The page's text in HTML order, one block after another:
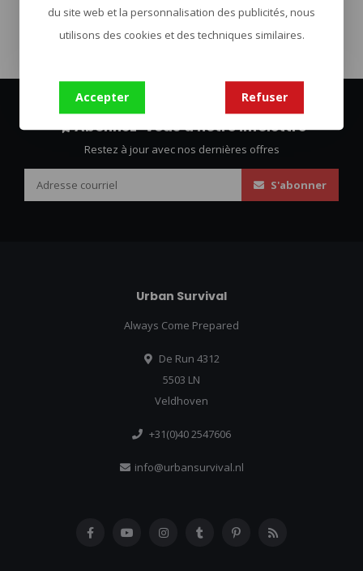
Abonnez-vous à notre infolettre
Restez à jour avec nos dernières offres
S'abonner
Urban Survival
Always Come Prepared
De Run 4312
5503 LN
Veldhoven
+31(0)40 2547606
info@urbansurvival.nl
du site web et la personnalisation des publicités, nous
utilisons des cookies et des techniques similaires.
Accepter Refuser